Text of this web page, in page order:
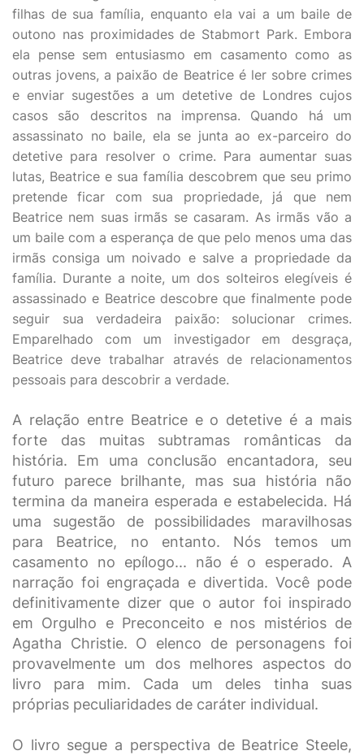
filhas de sua família, enquanto ela vai a um baile de
outono nas proximidades de Stabmort Park. Embora
ela pense sem entusiasmo em casamento como as
outras jovens, a paixão de Beatrice é ler sobre crimes
e enviar sugestões a um detetive de Londres cujos
casos são descritos na imprensa. Quando há um
assassinato no baile, ela se junta ao ex-parceiro do
detetive para resolver o crime. Para aumentar suas
lutas, Beatrice e sua família descobrem que seu primo
pretende ficar com sua propriedade, já que nem
Beatrice nem suas irmãs se casaram. As irmãs vão a
um baile com a esperança de que pelo menos uma das
irmãs consiga um noivado e salve a propriedade da
família. Durante a noite, um dos solteiros elegíveis é
assassinado e Beatrice descobre que finalmente pode
seguir sua verdadeira paixão: solucionar crimes.
Emparelhado com um investigador em desgraça,
Beatrice deve trabalhar através de relacionamentos
pessoais para descobrir a verdade.
A relação entre Beatrice e o detetive é a mais
forte das muitas subtramas românticas da
história. Em uma conclusão encantadora, seu
futuro parece brilhante, mas sua história não
termina da maneira esperada e estabelecida. Há
uma sugestão de possibilidades maravilhosas
para Beatrice, no entanto. Nós temos um
casamento no epílogo... não é o esperado. A
narração foi engraçada e divertida. Você pode
definitivamente dizer que o autor foi inspirado
em Orgulho e Preconceito e nos mistérios de
Agatha Christie. O elenco de personagens foi
provavelmente um dos melhores aspectos do
livro para mim. Cada um deles tinha suas
próprias peculiaridades de caráter individual.
O livro segue a perspectiva de Beatrice Steele,